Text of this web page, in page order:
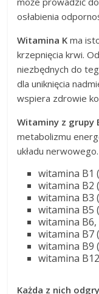
osłabienia
Witamina K ma
krzepnięcia krwi.
niezbędnych do
dla uniknięcia
wspiera zdrowie
Witaminy z grupy
metabolizmu
układu
witamina B1
witamina B2
witamina B3
witamina B5
witamina B6,
witamina B7
witamina B9
witamina
Każda z nich